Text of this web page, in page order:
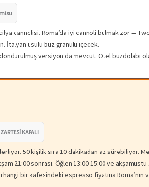
cannolisi. Roma’da iyi cannoli bulmak zor —
İtalyan usulü buz granülü içecek.
versiyon da mevcut. Otel buzdolabı
KAPALI
50 kişilik sıra 10 dakikadan az sürebiliyor.
21:00 sonrası. Öğlen 13:00-15:00 ve
bir kafesindeki espresso fiyatına